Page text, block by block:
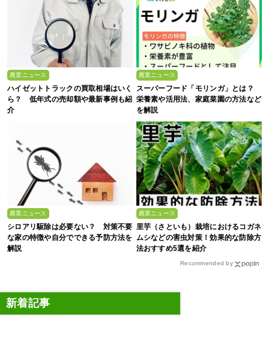
農業ニュース
ハイゼットトラックの買取相場はいく
ら？ 低年式の売却額や最新事例も紹
介
農業ニュース
スーパーフード「モリンガ」とは？
栄養素や活用法、家庭菜園の方法など
を解説
農業ニュース
シロアリ駆除は必要ない？ 対策不要
な家の特徴や自分でできる予防方法を
解説
農業ニュース
里芋（さといも）栽培におけるコガネ
ムシなどの害虫対策！効果的な防除方
法おすすめ5選を紹介
Recommended by
新着記事